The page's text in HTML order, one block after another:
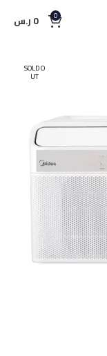
0
0 ر.س
SOLD O
UT